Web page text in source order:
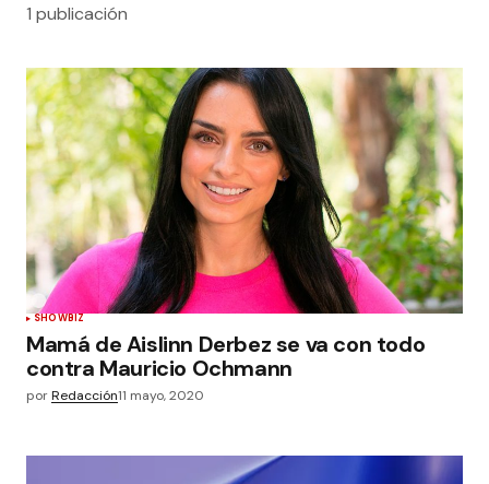
1 publicación
SHOWBIZ
Mamá de Aislinn Derbez se va con todo
contra Mauricio Ochmann
porRedacción11 mayo, 2020